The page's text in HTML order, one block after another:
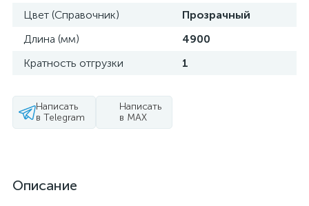
Цвет (Справочник)
Прозрачный
Длина (мм)
4900
Кратность отгрузки
1
Написать
в Telegram
Написать
в MAX
Описание